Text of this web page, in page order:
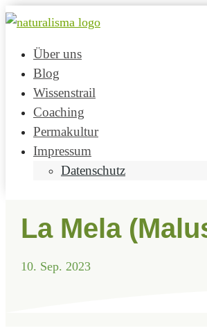
Über uns
Blog
Wissenstrail
Coaching
Permakultur
Impressum
Datenschutz
La Mela
10. Sep. 2023